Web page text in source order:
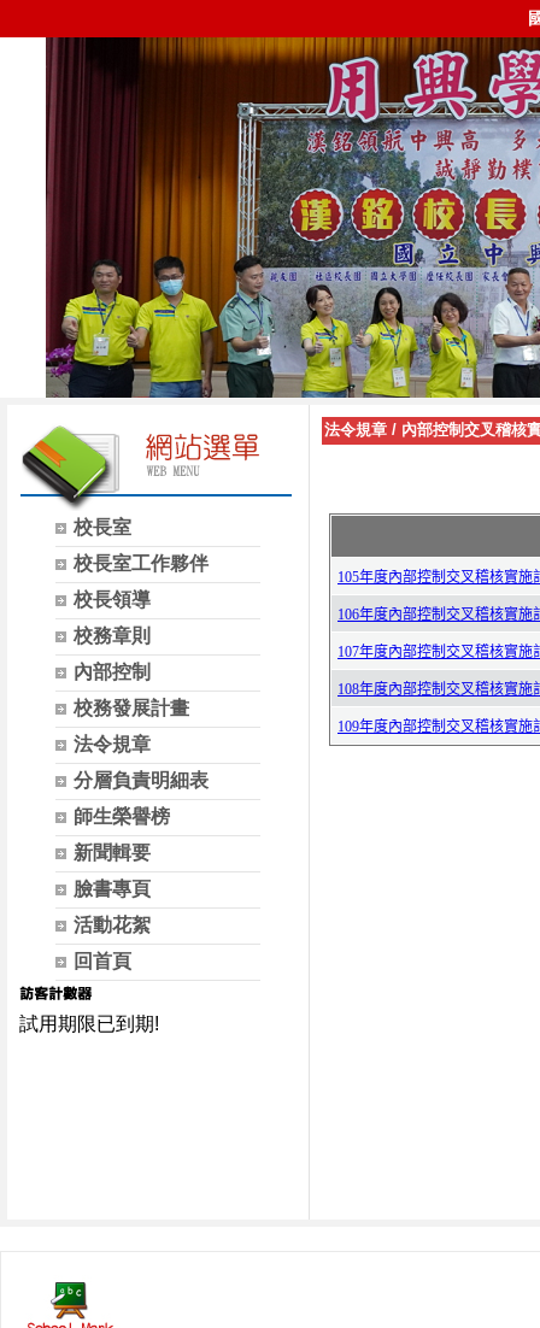
校長室
校長室工作夥伴
校長領導
校務章則
內部控制
校務發展計畫
法令規章
分層負責明細表
師生榮譽榜
新聞輯要
臉書專頁
活動花絮
回首頁
試用期限已到期!
法令規章 / 內部控制交叉稽核